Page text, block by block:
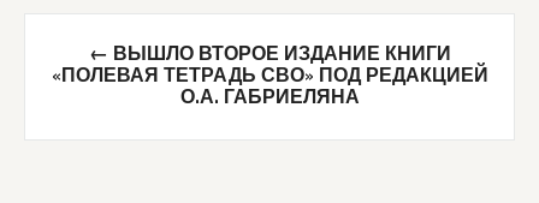
Post
navigation
← ВЫШЛО ВТОРОЕ ИЗДАНИЕ КНИГИ
«ПОЛЕВАЯ ТЕТРАДЬ СВО» ПОД РЕДАКЦИЕЙ
О.А. ГАБРИЕЛЯНА